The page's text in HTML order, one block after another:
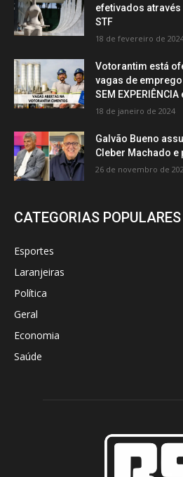
efetivados
STF
18 de fevereiro de
Votorantim está
vagas de
SEM
18 de janeiro de 2024
Galvão Bueno
Cleber Machado
26 de novembro de
CATEGORIAS POPULARES
Esportes
Laranjeiras
Política
Geral
Economia
Saúde